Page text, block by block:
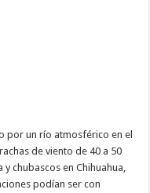
por un río atmosférico en el
de viento de 40 a 50
chubascos en Chihuahua,
podían ser con